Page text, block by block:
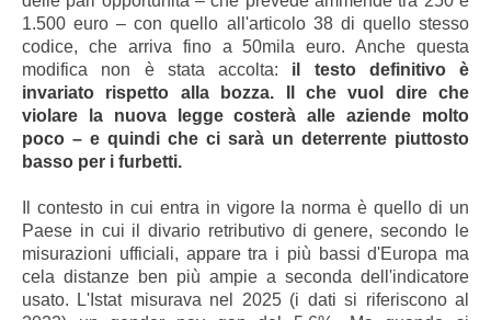
1.500 euro – con quello all'articolo 38 di quello stesso
codice, che arriva fino a 50mila euro. Anche questa
modifica non è stata accolta: il testo definitivo è
invariato rispetto alla bozza. Il che vuol dire che
violare la nuova legge costerà alle aziende molto
poco – e quindi che ci sarà un deterrente piuttosto
basso per i furbetti.
Il contesto in cui entra in vigore la norma è quello di un
Paese in cui il divario retributivo di genere, secondo le
misurazioni ufficiali, appare tra i più bassi d'Europa ma
cela distanze ben più ampie a seconda dell'indicatore
usato. L'Istat misurava nel 2025 (i dati si riferiscono al